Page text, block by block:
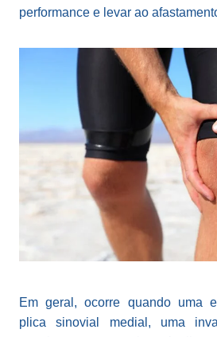
performance e levar ao
Em geral, ocorre quando uma
plica sinovial medial, uma